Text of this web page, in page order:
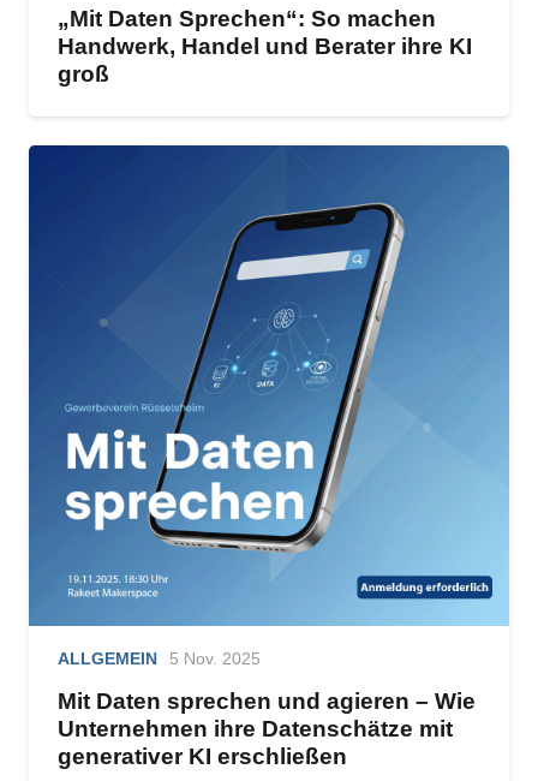
„Mit Daten Sprechen“: So machen
Handwerk, Handel und Berater ihre KI
groß
ALLGEMEIN 5 Nov. 2025
Mit Daten sprechen und agieren – Wie
Unternehmen ihre Datenschätze mit
generativer KI erschließen